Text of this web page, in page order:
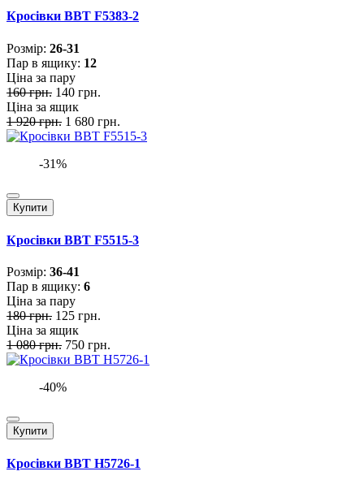
Кросівки BBT F5383-2
Розмiр: 26-31
Пар в ящику: 12
Ціна за пару
160 грн. 140 грн.
Ціна за ящик
1 920 грн. 1 680 грн.
-31%
Купити
Кросівки BBT F5515-3
Розмiр: 36-41
Пар в ящику: 6
Ціна за пару
180 грн. 125 грн.
Ціна за ящик
1 080 грн. 750 грн.
-40%
Купити
Кросівки BBT H5726-1